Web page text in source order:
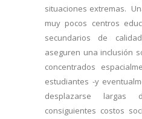
situaciones extremas.
muy pocos centros
secundarios de
aseguren una inclusión
concentrados
estudiantes -y
desplazarse largas
consiguientes costos